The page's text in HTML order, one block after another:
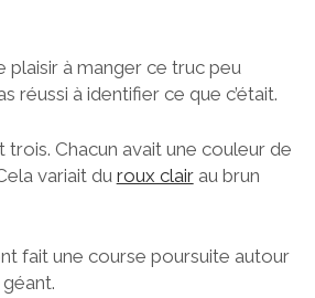
plaisir à manger ce truc peu
réussi à identifier ce que c’était.
trois. Chacun avait une couleur de
variait du roux clairau brun
fait une course poursuite autour